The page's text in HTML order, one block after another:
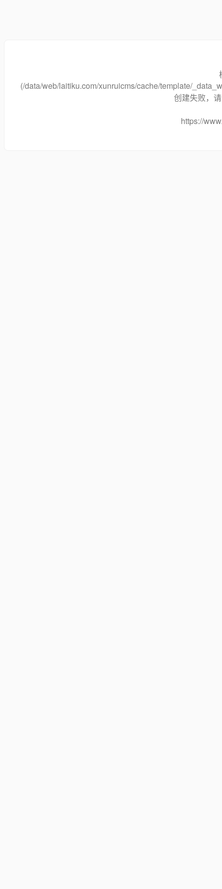
(/data/web/laitiku.com/xunruicms/cache/template/
创建失败，
https://